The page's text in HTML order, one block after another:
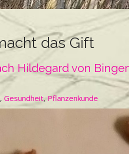
das Gift
Hildegard von
, Gesundheit, Pflanzenkunde